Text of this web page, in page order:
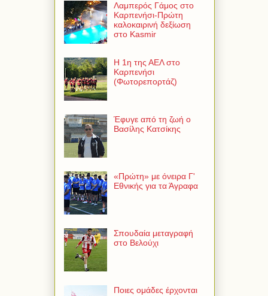
Λαμπερός Γάμος στο
Καρπενήσι-Πρώτη
καλοκαιρινή δεξίωση
στο Kasmir
Η 1η της ΑΕΛ στο
Καρπενήσι
(Φωτορεπορτάζ)
Έφυγε από τη ζωή ο
Βασίλης Κατσίκης
«Πρώτη» με όνειρα Γ'
Εθνικής για τα Άγραφα
Σπουδαία μεταγραφή
στο Βελούχι
Ποιες ομάδες έρχονται